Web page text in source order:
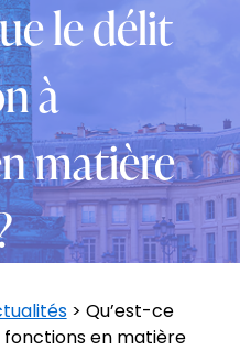
le délit
à
matière
> Qu’est-ce
fonctions en matière